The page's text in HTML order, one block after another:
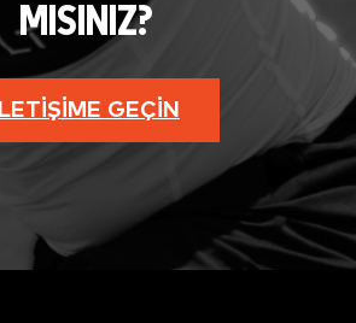
MISINIZ?
İLETIŞIME GEÇIN